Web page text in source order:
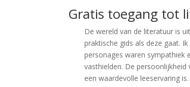
Gratis toegang tot
De wereld van de literatuur is
praktische gids als deze gaat.
personages waren sympathiek
vasthielden. De
een waardevolle leeservaring